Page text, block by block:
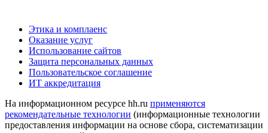
Этика и комплаенс
Оказание услуг
Использование сайтов
Защита персональных данных
Пользовательское соглашение
ИТ аккредитация
На информационном ресурсе hh.ru применяются
рекомендательные технологии (информационные технологии
предоставления информации на основе сбора, систематизации